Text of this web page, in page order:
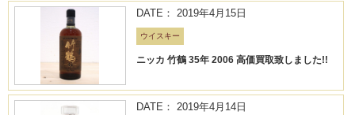
DATE： 2019年4月15日
ウイスキー
ニッカ 竹鶴 35年 2006 高価買取致しました!!
DATE： 2019年4月14日